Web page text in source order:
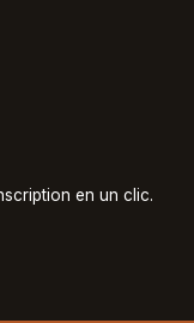
en un clic.